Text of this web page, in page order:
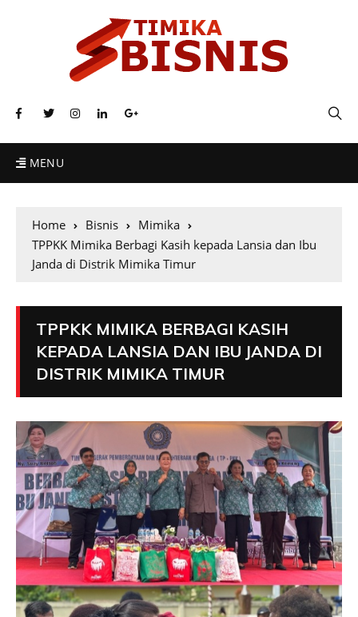
MENU
Home Bisnis
Mimika
TPPKK Mimika Berbagi Kasih kepada Lansia dan Ibu
Janda di Distrik Mimika Timur
TPPKK MIMIKA BERBAGI KASIH
KEPADA LANSIA DAN IBU JANDA DI
DISTRIK MIMIKA TIMUR